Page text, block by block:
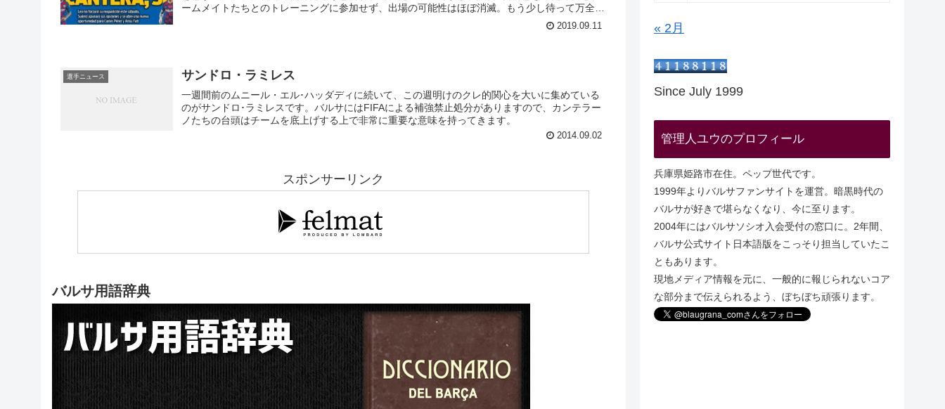
ームメイトたちとのトレーニングに参加せず、出場の可能性はほぼ消滅。もう少し待って万全を
2019.09.11
選手ニュース サンドロ・ラミレス
一週間前のムニール・エル･ハッダディに続いて、この週明けのクレ的関心を大いに集めている
のがサンドロ･ラミレスです。バルサにはFIFAによる補強禁止処分がありますので、カンテラー
ノたちの台頭はチームを底上げする上で非常に重要な意味を持ってきます。
2014.09.02
スポンサーリンク
バルサ用語辞典
« 2月
Since July 1999
管理人ユウのプロフィール
兵庫県姫路市在住。ペップ世代です。
1999年よりバルサファンサイトを運営。暗黒時代の
バルサが好きで堪らなくなり、今に至ります。
2004年にはバルサソシオ入会受付の窓口に。2年間、
バルサ公式サイト日本語版をこっそり担当していたこ
ともあります。
現地メディア情報を元に、一般的に報じられないコア
な部分まで伝えられるよう、ぼちぼち頑張ります。